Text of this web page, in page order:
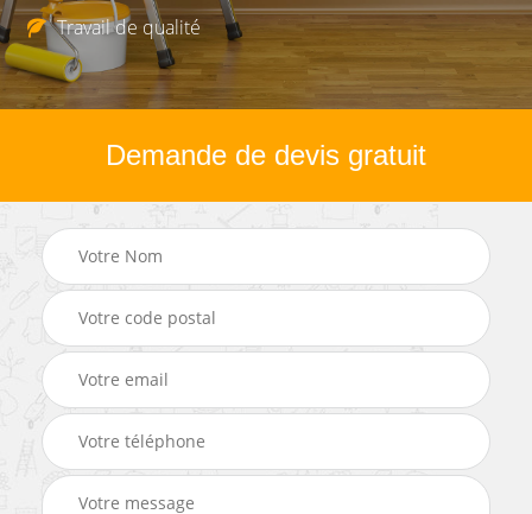
Travail de qualité
Demande de devis gratuit